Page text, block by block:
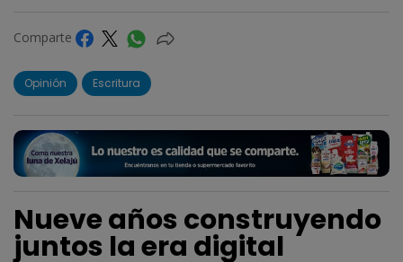
Comparte
Opinión Escritura
Nueve años construyendo
juntos la era digital